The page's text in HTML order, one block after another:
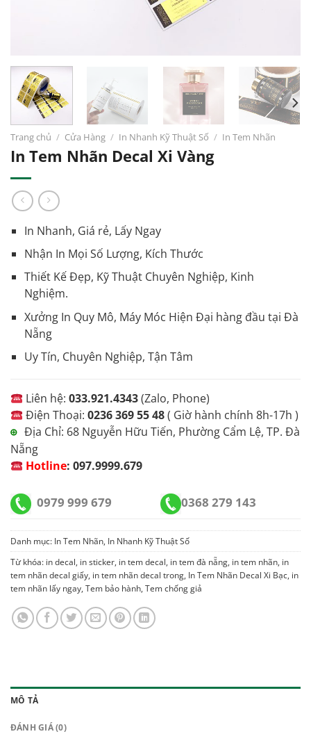
Trang chủ / Cửa Hàng / In Nhanh Kỹ Thuật Số / In Tem Nhãn
In Tem Nhãn Decal Xi Vàng
In Nhanh, Giá rẻ, Lấy Ngay
Nhận In Mọi Số Lượng, Kích Thước
Thiết Kế Đẹp, Kỹ Thuật Chuyên Nghiệp, Kinh
Nghiệm.
Xưởng In Quy Mô, Máy Móc Hiện Đại hàng đầu tại Đà
Nẵng
Uy Tín, Chuyên Nghiệp, Tận Tâm
Liên hệ: 033.921.4343(Zalo, Phone)
Điện Thoại: 0236 369 55 48( Giờ hành chính 8h-17h )
⊕ Địa Chỉ: 68 Nguyễn Hữu Tiến, Phường Cẩm Lệ, TP. Đà
Nẵng
Hotline: 097.9999.679
0979 999 679 0368 279 143
Danh mục: In Tem Nhãn, In Nhanh Kỹ Thuật Số
Từ khóa: in decal, in sticker, in tem decal, in tem đà nẵng, in tem nhãn, in
tem nhãn decal giấy, in tem nhãn decal trong, In Tem Nhãn Decal Xi Bạc, in
tem nhãn lấy ngay, Tem bảo hành, Tem chống giả
MÔ TẢ
ĐÁNH GIÁ (0)